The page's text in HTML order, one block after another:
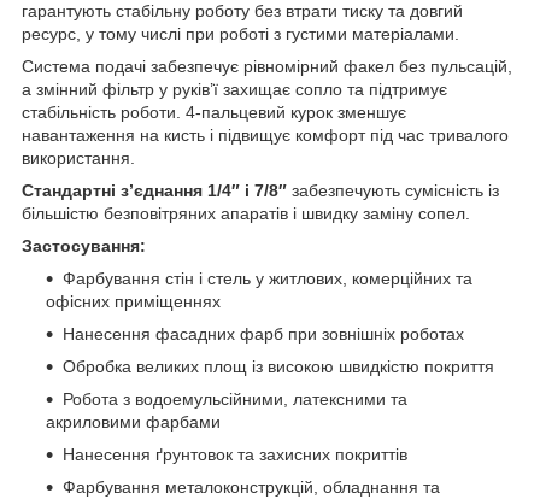
гарантують стабільну роботу без втрати тиску та довгий
ресурс, у тому числі при роботі з густими матеріалами.
Система подачі забезпечує рівномірний факел без пульсацій,
а змінний фільтр у руків’ї захищає сопло та підтримує
стабільність роботи. 4-пальцевий курок зменшує
навантаження на кисть і підвищує комфорт під час тривалого
використання.
Стандартні з’єднання 1/4″ і 7/8″ забезпечують сумісність із
більшістю безповітряних апаратів і швидку заміну сопел.
Застосування:
Фарбування стін і стель у житлових, комерційних та
офісних приміщеннях
Нанесення фасадних фарб при зовнішніх роботах
Обробка великих площ із високою швидкістю покриття
Робота з водоемульсійними, латексними та
акриловими фарбами
Нанесення ґрунтовок та захисних покриттів
Фарбування металоконструкцій, обладнання та